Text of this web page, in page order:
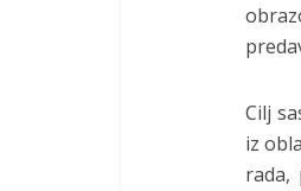
Cilj
iz
rada,